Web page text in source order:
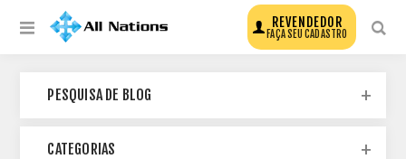
REVENDEDOR
FAÇA SEU CADASTRO
PESQUISA DE BLOG
CATEGORIAS